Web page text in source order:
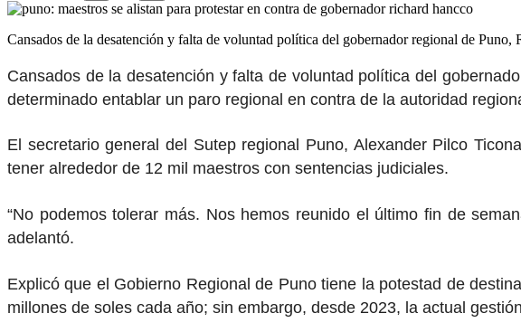
Cansados de la desatención y falta de voluntad política del gobernador regional de
Cansados de la desatención y falta de voluntad política del
determinado entablar un paro regional en contra de la autoridad
El secretario general del Sutep regional Puno, Alexander Pilco
tener alrededor de 12 mil maestros con sentencias judiciales.
“No podemos tolerar más. Nos hemos reunido el último fin de
adelantó.
Explicó que el Gobierno Regional de Puno tiene la potestad de
millones de soles cada año; sin embargo, desde 2023, la actual